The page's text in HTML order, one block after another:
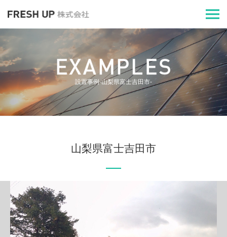
設置事例-山梨県富士吉田市-
山梨県富士吉田市